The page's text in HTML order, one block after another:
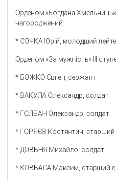
Орденом «Богдана
нагороджений:
* СОЧКА Юрій, молодший
Орденом «За мужність» ІІІ
* БОЖКО Євген, сержант
* ВАКУЛА Олександр, солдат
* ГОЛБАН Олександр, солдат
* ГОРЯЄВ Костянтин, старший
* ДОВБНЯ Михайло, солдат
* КОВБАСА Максим, старший